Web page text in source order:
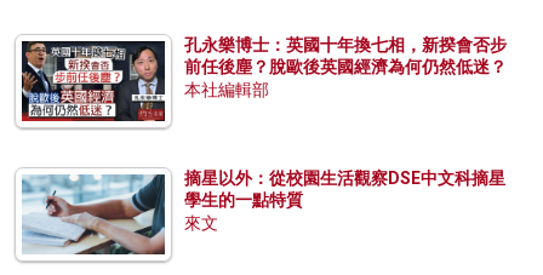
孔永樂博士：英國十年換七相，新揆會否步
前任後塵？脫歐後英國經濟為何仍然低迷？
本社編輯部
摘星以外：從校園生活觀察DSE中文科摘星
學生的一點特質
來文